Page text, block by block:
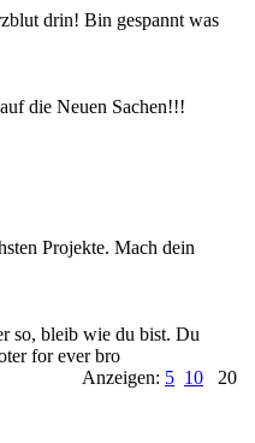
drin! Bin gespannt was
die Neuen Sachen!!!
Projekte. Mach dein
so, bleib wie du bist. Du
for ever bro
Anzeigen: 5 10 20